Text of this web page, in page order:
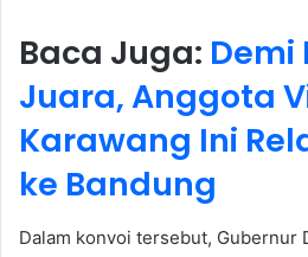
Baca Juga: Demi
Juara, Anggota
Karawang Ini
ke Bandung
Dalam konvoi tersebut, Gubernur